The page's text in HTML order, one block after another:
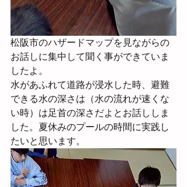
松阪市のハザードマップを見ながらの
お話しに集中して聞く事ができていま
したよ。
水があふれて道路が浸水した時、避難
できる水の深さは（水の流れが速くな
い時）は足首の深さだよとお話ししま
した。夏休みのプールの時間に実践し
たいと思います。